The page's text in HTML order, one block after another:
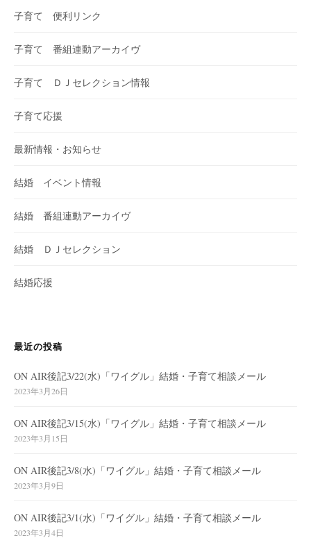
子育て 便利リンク
子育て 番組連動アーカイヴ
子育て ＤＪセレクション情報
子育て応援
最新情報・お知らせ
結婚 イベント情報
結婚 番組連動アーカイヴ
結婚 ＤＪセレクション
結婚応援
最近の投稿
ON AIR後記3/22(水)「ワイグル」結婚・子育て相談メール
2023年3月26日
ON AIR後記3/15(水)「ワイグル」結婚・子育て相談メール
2023年3月15日
ON AIR後記3/8(水)「ワイグル」結婚・子育て相談メール
2023年3月9日
ON AIR後記3/1(水)「ワイグル」結婚・子育て相談メール
2023年3月4日